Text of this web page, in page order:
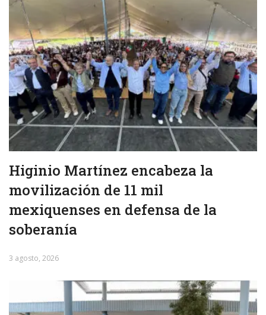
Higinio Martínez encabeza la
movilización de 11 mil
mexiquenses en defensa de la
soberanía
3 agosto, 2026